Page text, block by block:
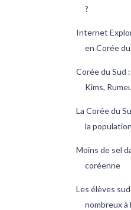
?
Internet
en Corée
Corée du Sud
Kims,
La Corée du
la population
Moins de sel
coréenne
Les élèves
nombreux